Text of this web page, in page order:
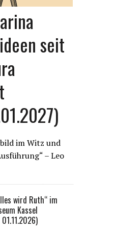
seit
im Witz und
– Leo
wird Ruth“ im
Kassel